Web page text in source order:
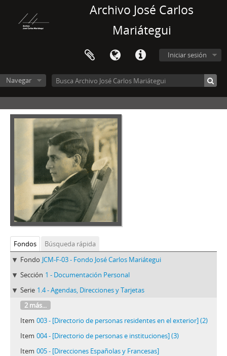
Archivo José Carlos
Mariátegui
Iniciar sesión
Navegar
Fondos
Búsqueda rápida
Fondo JCM-F-03 - Fondo José Carlos Mariátegui
Sección 1 - Documentación Personal
Serie 1.4 - Agendas, Direcciones y Tarjetas
2 más...
Item 003 - [Directorio de personas residentes en el exterior] (2)
Item 004 - [Directorio de personas e instituciones] (3)
Item 005 - [Direcciones Españolas y Francesas]